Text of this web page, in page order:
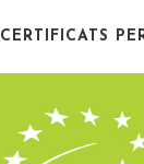
CERTIFICATS